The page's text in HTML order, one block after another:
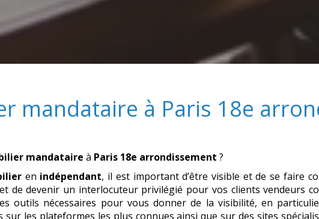
mandataire à Paris 18e
mandataire à Paris 18e arrondissement ?
en indépendant, il est important d’être visible et de se faire
et de devenir un interlocuteur privilégié pour vos clients vendeurs
outils nécessaires pour vous donner de la visibilité, en
les plateformes les plus connues ainsi que sur des sites